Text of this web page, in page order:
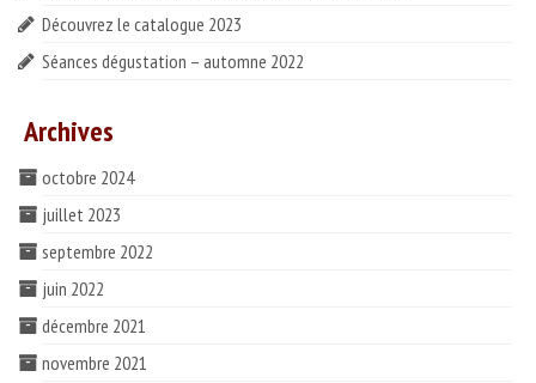
Découvrez le catalogue 2023
Séances dégustation – automne 2022
Archives
octobre 2024
juillet 2023
septembre 2022
juin 2022
décembre 2021
novembre 2021